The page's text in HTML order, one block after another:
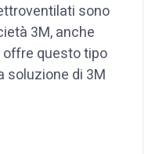
sono
3M, anche
offre questo tipo
soluzione di 3M